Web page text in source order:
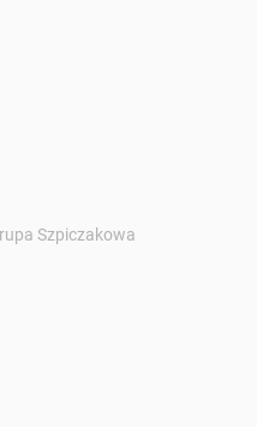
Szpiczakowa